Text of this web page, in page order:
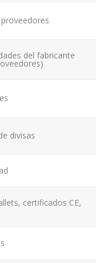
del fabricante
divisas
certificados CE,